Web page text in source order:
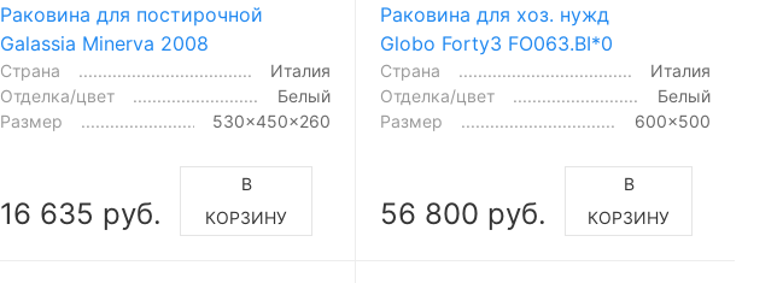
Раковина для постирочной
Galassia Minerva 2008
Страна
Италия
Отделка/цвет
Белый
Размер
530x450x260
16 635 руб.
В
КОРЗИНУ
Раковина для хоз. нужд
Globo Forty3 FO063.BI*0
Страна
Италия
Отделка/цвет
Белый
Размер
600x500
56 800 руб.
В
КОРЗИНУ